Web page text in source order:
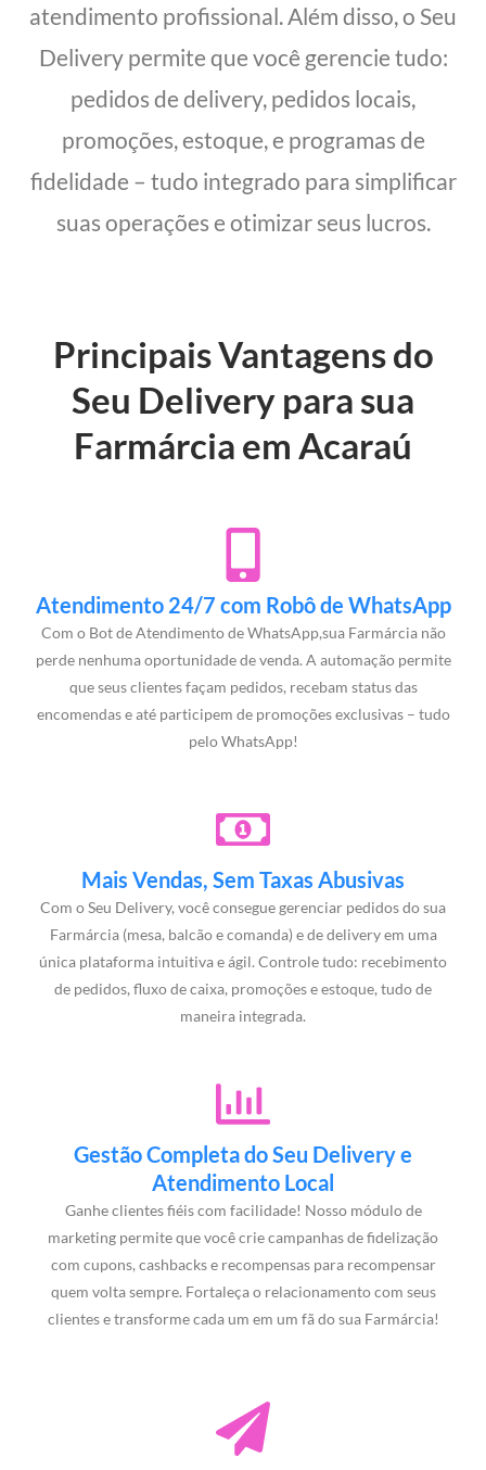
atendimento profissional. Além disso, o Seu
Delivery permite que você gerencie tudo:
pedidos de delivery, pedidos locais,
promoções, estoque, e programas de
fidelidade – tudo integrado para simplificar
suas operações e otimizar seus lucros.
Principais Vantagens do
Seu Delivery para sua
Farmárcia em Acaraú
Atendimento 24/7 com Robô de WhatsApp
Com o Bot de Atendimento de WhatsApp,sua Farmárcia não
perde nenhuma oportunidade de venda. A automação permite
que seus clientes façam pedidos, recebam status das
encomendas e até participem de promoções exclusivas – tudo
pelo WhatsApp!
Mais Vendas, Sem Taxas Abusivas
Com o Seu Delivery, você consegue gerenciar pedidos do sua
Farmárcia (mesa, balcão e comanda) e de delivery em uma
única plataforma intuitiva e ágil. Controle tudo: recebimento
de pedidos, fluxo de caixa, promoções e estoque, tudo de
maneira integrada.
Gestão Completa do Seu Delivery e
Atendimento Local
Ganhe clientes fiéis com facilidade! Nosso módulo de
marketing permite que você crie campanhas de fidelização
com cupons, cashbacks e recompensas para recompensar
quem volta sempre. Fortaleça o relacionamento com seus
clientes e transforme cada um em um fã do sua Farmárcia!